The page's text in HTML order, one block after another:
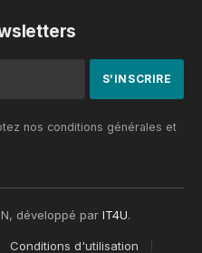
nos conditions générales et
développé par IT4U.
Conditions d'utilisation